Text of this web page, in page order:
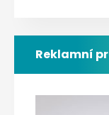
Reklamní